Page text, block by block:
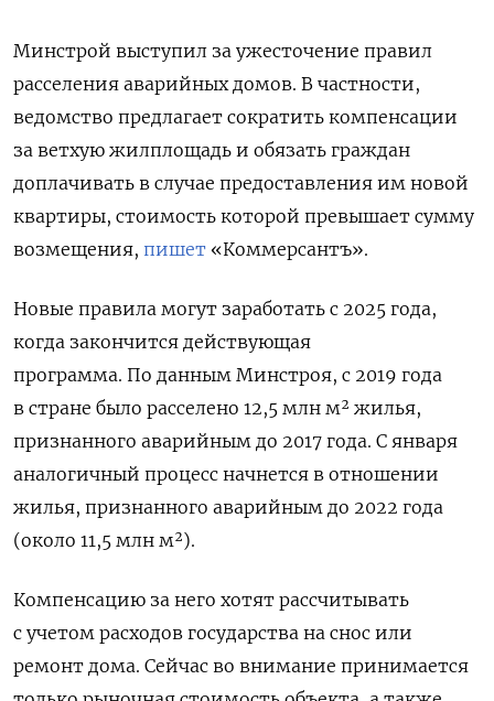
Минстрой выступил за ужесточение правил
расселения аварийных домов. В частности,
ведомство предлагает сократить компенсации
за ветхую жилплощадь и обязать граждан
доплачивать в случае предоставления им новой
квартиры, стоимость которой превышает сумму
возмещения, пишет «Коммерсантъ».
Новые правила могут заработать с 2025 года,
когда закончится действующая
программа. По данным Минстроя, с 2019 года
в стране было расселено 12,5 млн м² жилья,
признанного аварийным до 2017 года. С января
аналогичный процесс начнется в отношении
жилья, признанного аварийным до 2022 года
(около 11,5 млн м²).
Компенсацию за него хотят рассчитывать
с учетом расходов государства на снос или
ремонт дома. Сейчас во внимание принимается